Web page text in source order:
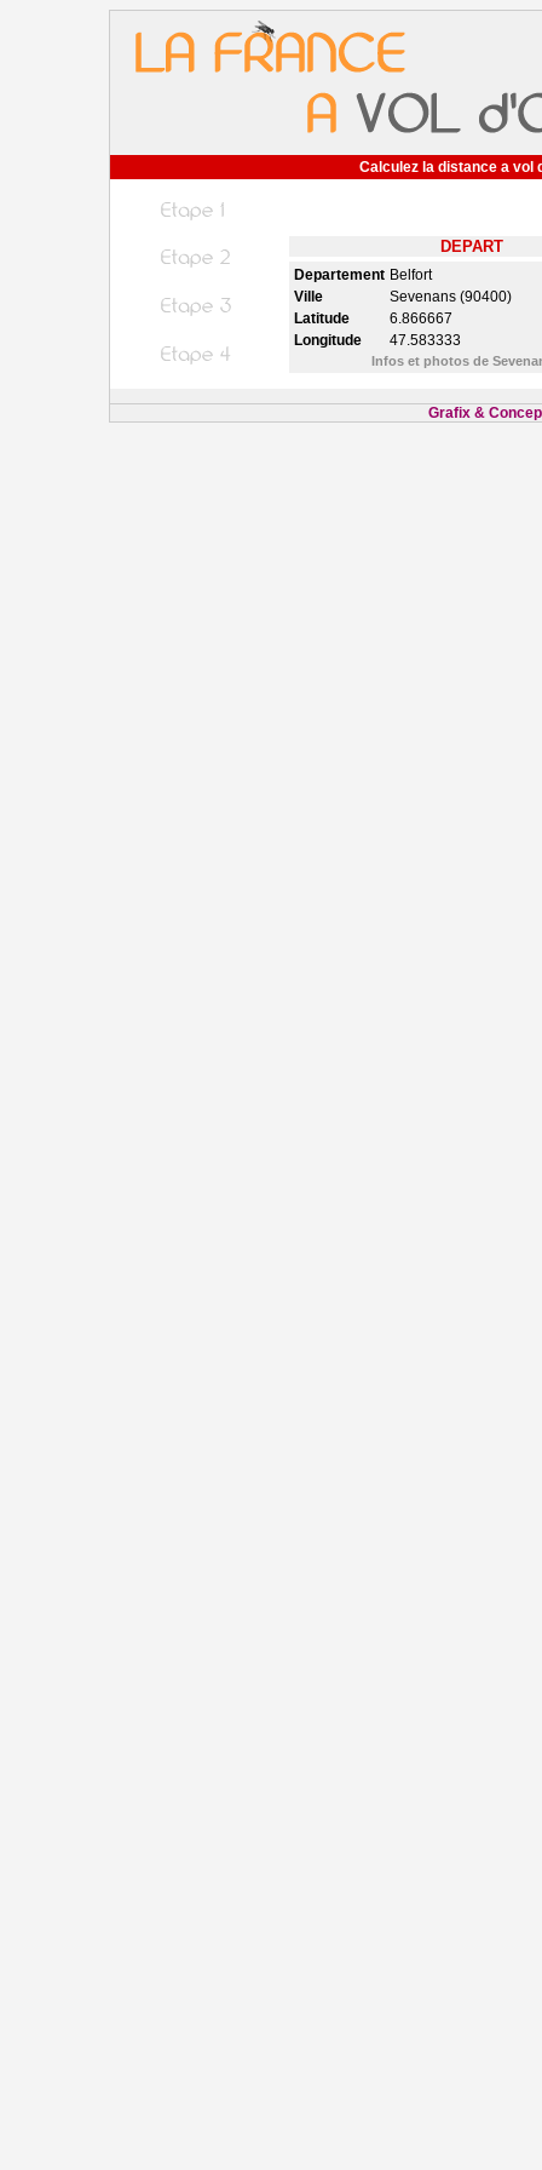
Calculez la distance a vol
DEPART
Departement Belfort
Ville
Sevenans (90400)
Latitude
6.866667
Longitude
47.583333
Infos et photos de
Grafix &